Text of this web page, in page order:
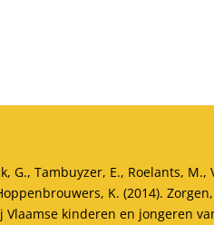
G., Tambuyzer, E., Roelants, M.,
K. (2014).
kinderen en jongeren